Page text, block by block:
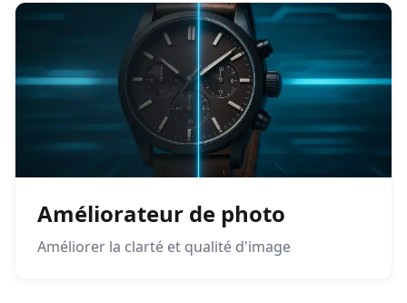
Améliorateur de photo
Améliorer la clarté et qualité d'image